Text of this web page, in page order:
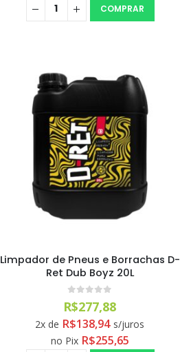
COMPRAR
Limpador de Pneus e Borrachas D-
Ret Dub Boyz 20L
R$277,88
2x de R$138,94 s/juros
no Pix R$255,65